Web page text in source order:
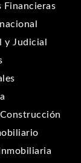
Financieras
y Judicial